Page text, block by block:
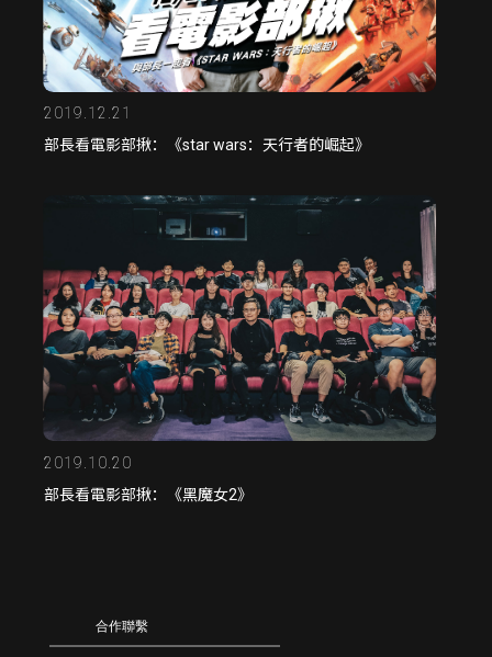
2019.12.21
部長看電影部揪：《star wars：天行者的崛起》
2019.10.20
部長看電影部揪：《黑魔女2》
合作聯繫